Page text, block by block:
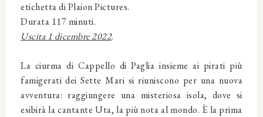
etichetta di Plaion Pictures.
Durata 117 minuti.
Uscita 1 dicembre 2022.
La ciurma di Cappello di Paglia insieme ai pirati più
famigerati dei Sette Mari si riuniscono per una nuova
avventura: raggiungere una misteriosa isola, dove si
esibirà la cantante Uta, la più nota al mondo. È la prima